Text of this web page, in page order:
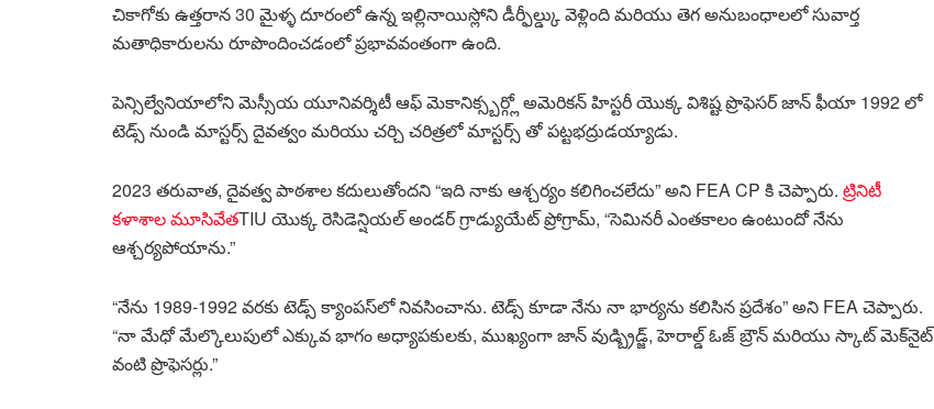
చికాగోకు ఉత్తరాన 30 మైళ్ళ దూరంలో ఉన్న ఇల్లినాయిస్లోని డీర్ఫీల్డ్కు వెళ్లింది మరియు తెగ అనుబంధాలలో సువార్త
మతాధికారులను రూపొందించడంలో ప్రభావవంతంగా ఉంది.
పెన్సిల్వేనియాలోని మెస్సీయ యూనివర్శిటీ ఆఫ్ మెకానిక్స్బర్గ్లో అమెరికన్ హిస్టరీ యొక్క విశిష్ట ప్రొఫెసర్ జాన్ ఫీయా 1992 లో
టెడ్స్ నుండి మాస్టర్స్ దైవత్వం మరియు చర్చి చరిత్రలో మాస్టర్స్ తో పట్టభద్రుడయ్యాడు.
2023 తరువాత, దైవత్వ పాఠశాల కదులుతోందని “ఇది నాకు ఆశ్చర్యం కలిగించలేదు” అని FEA CP కి చెప్పారు. ట్రినిటీ
కళాశాల మూసివేతTIU యొక్క రెసిడెన్షియల్ అండర్ గ్రాడ్యుయేట్ ప్రోగ్రామ్, “సెమినరీ ఎంతకాలం ఉంటుందో నేను
ఆశ్చర్యపోయాను.”
“నేను 1989-1992 వరకు టెడ్స్ క్యాంపస్‌లో నివసించాను. టెడ్స్ కూడా నేను నా భార్యను కలిసిన ప్రదేశం” అని FEA చెప్పారు.
“నా మేధో మేల్కొలుపులో ఎక్కువ భాగం అధ్యాపకులకు, ముఖ్యంగా జాన్ వుడ్బ్రిడ్జ్, హెరాల్డ్ ఓజ్ బ్రౌన్ మరియు స్కాట్ మెక్‌నైట్
వంటి ప్రొఫెసర్లు.”